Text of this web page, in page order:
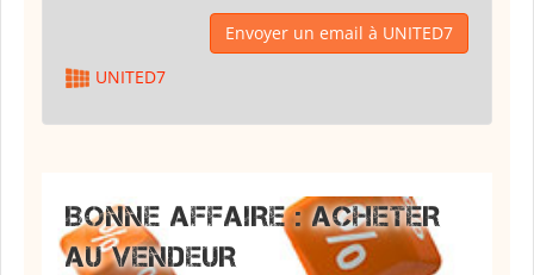
Envoyer un email à UNITED7
UNITED7
BONNE AFFAIRE : ACHETER
AU VENDEUR